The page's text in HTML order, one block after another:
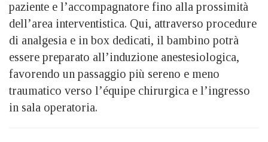
paziente e l’accompagnatore fino alla prossimità
dell’area interventistica. Qui, attraverso procedure
di analgesia e in box dedicati, il bambino potrà
essere preparato all’induzione anestesiologica,
favorendo un passaggio più sereno e meno
traumatico verso l’équipe chirurgica e l’ingresso
in sala operatoria.